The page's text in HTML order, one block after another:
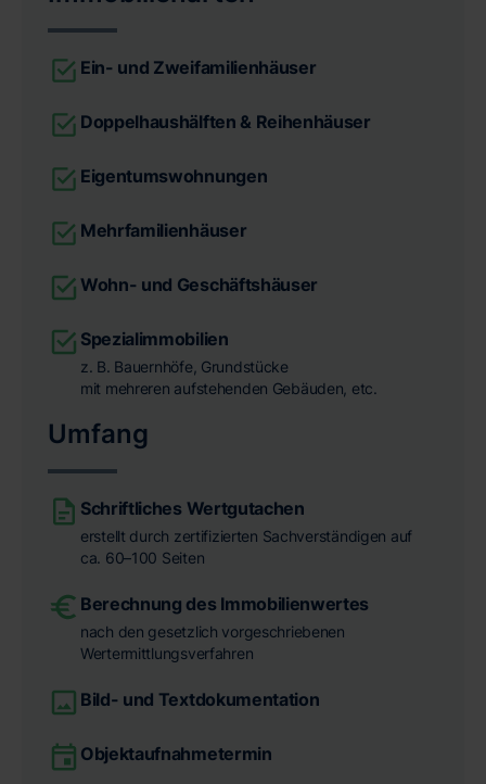
Ein- und Zweifamilienhäuser
Doppelhaushälften & Reihenhäuser
Eigentumswohnungen
Mehrfamilienhäuser
Wohn- und Geschäftshäuser
Spezialimmobilien
z. B. Bauernhöfe, Grundstücke
mit mehreren aufstehenden Gebäuden, etc.
Umfang
Schriftliches Wertgutachen
erstellt durch zertifizierten Sachverständigen auf
ca. 60–100 Seiten
Berechnung des Immobilienwertes
nach den gesetzlich vorgeschriebenen
Wertermittlungsverfahren
Bild- und Textdokumentation
Objektaufnahmetermin